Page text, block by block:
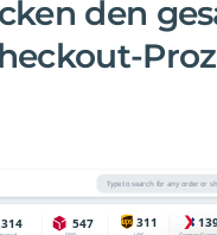
den